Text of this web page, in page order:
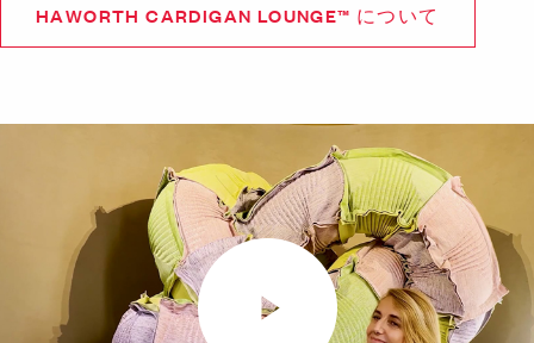
HAWORTH CARDIGAN LOUNGE™ について